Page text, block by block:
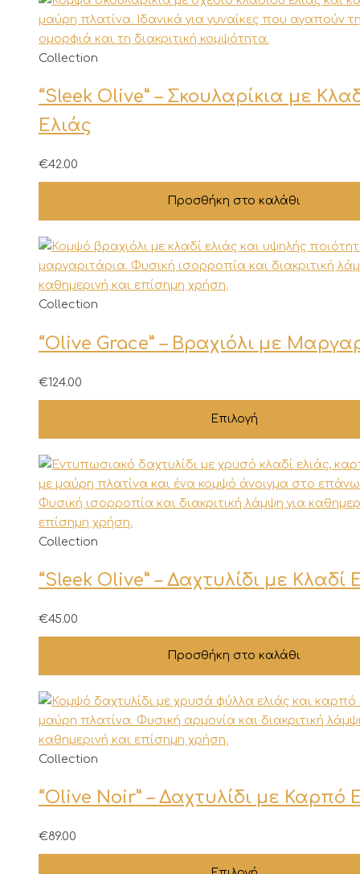
Collection
“Sleek Olive” – Σκουλαρίκια με
Ελιάς
€42.00
Προσθήκη στο καλάθι
Collection
“Olive Grace” – Βραχιόλι με
€124.00
Επιλογή
Αυτό
προϊόν
πολλαπλές
παραλλαγές.
επιλογές
μπορούν
επιλεγούν
στη
σελίδα
προϊόντος
Collection
“Sleek Olive” – Δαχτυλίδι με Κλαδί
€45.00
Προσθήκη στο καλάθι
Collection
“Olive Noir” – Δαχτυλίδι με Καρπό
€89.00
Αυτό
προϊόν
πολλαπλές
παραλλαγές.